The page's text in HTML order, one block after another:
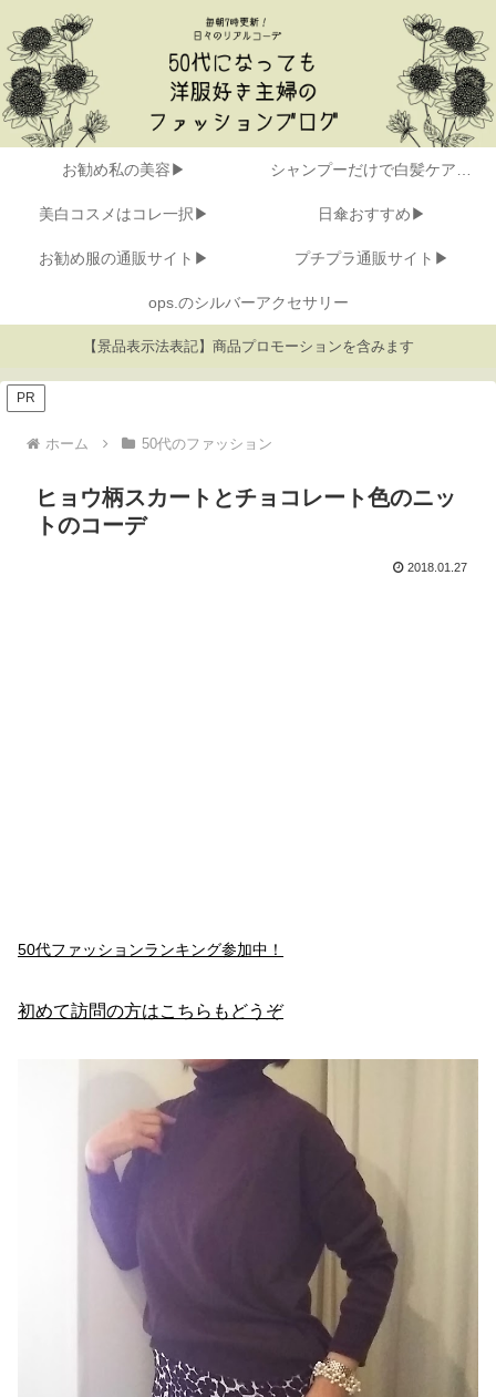
お勧め私の美容▶ シャンプーだけで白髪ケア▶
美白コスメはコレ一択▶ 日傘おすすめ▶
お勧め服の通販サイト▶ プチプラ通販サイト▶
ops.のシルバーアクセサリー
【景品表示法表記】商品プロモーションを含みます
PR
ホーム 50代のファッション
ヒョウ柄スカートとチョコレート色のニッ
トのコーデ
2018.01.27
50代ファッションランキング参加中！
初めて訪問の方はこちらもどうぞ